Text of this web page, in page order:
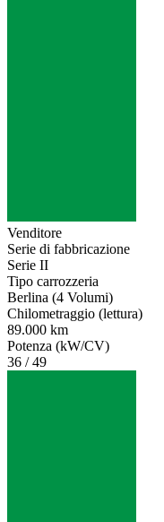
Venditore
Serie di fabbricazione
Serie II
Tipo carrozzeria
Berlina (4 Volumi)
Chilometraggio (lettura)
89.000 km
Potenza (kW/CV)
36 / 49